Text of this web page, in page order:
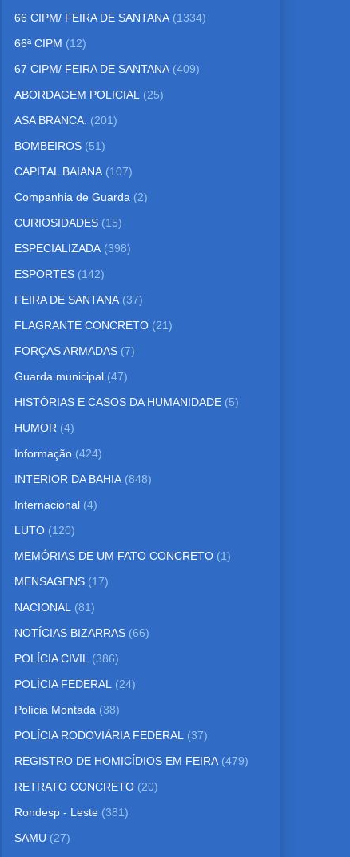
66 CIPM/ FEIRA DE SANTANA (1334)
66ª CIPM (12)
67 CIPM/ FEIRA DE SANTANA (409)
ABORDAGEM POLICIAL (25)
ASA BRANCA. (201)
BOMBEIROS (51)
CAPITAL BAIANA (107)
Companhia de Guarda (2)
CURIOSIDADES (15)
ESPECIALIZADA (398)
ESPORTES (142)
FEIRA DE SANTANA (37)
FLAGRANTE CONCRETO (21)
FORÇAS ARMADAS (7)
Guarda municipal (47)
HISTÓRIAS E CASOS DA HUMANIDADE (5)
HUMOR (4)
Informação (424)
INTERIOR DA BAHIA (848)
Internacional (4)
LUTO (120)
MEMÓRIAS DE UM FATO CONCRETO (1)
MENSAGENS (17)
NACIONAL (81)
NOTÍCIAS BIZARRAS (66)
POLÍCIA CIVIL (386)
POLÍCIA FEDERAL (24)
Polícia Montada (38)
POLÍCIA RODOVIÁRIA FEDERAL (37)
REGISTRO DE HOMICÍDIOS EM FEIRA (479)
RETRATO CONCRETO (20)
Rondesp - Leste (381)
SAMU (27)